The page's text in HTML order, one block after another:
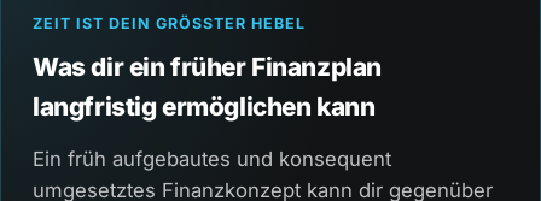
ZEIT IST DEIN GRÖSSTER HEBEL
Was dir ein früher Finanzplan
langfristig ermöglichen kann
Ein früh aufgebautes und konsequent
umgesetztes Finanzkonzept kann dir gegenüber